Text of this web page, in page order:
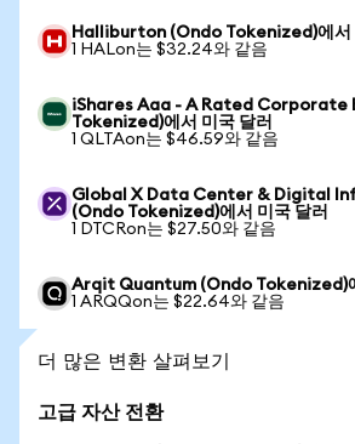
Halliburton (Ondo Tokenized)에서
1 HALon는 $32.24와 같음
iShares Aaa - A Rated Corporate
Tokenized)에서 미국 달러
1 QLTAon는 $46.59와 같음
Global X Data Center & Digital
(Ondo Tokenized)에서 미국 달러
1 DTCRon는 $27.50와 같음
Arqit Quantum (Ondo Tokenized)
1 ARQQon는 $22.64와 같음
더 많은 변환 살펴보기
고급 자산 전환